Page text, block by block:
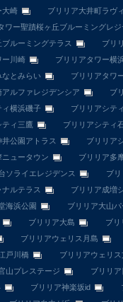
大崎
ブリリア大井町ラヴ
ワー聖蹟桜ヶ丘ブルーミングレジ
ルーミングテラス
ブリ
ー川崎
ブリリアタワー横
なとみらい
ブリリアタワ
ルファレジデンシア
ブ
ィ横浜磯子
ブリリアシテ
ティ三鷹
ブリリアシティ
公園アトラス
ブリリア
ュータウン
ブリリア多
ソライエレジデンス
ブ
ルテラス
ブリリア成増
海浜公園
ブリリア大山パ
ブリリア大島
ブリ
ブリリアウェリス月島
戸川橋
ブリリアウェリ
山プレステージ
ブリリ
ブリリア神楽坂id